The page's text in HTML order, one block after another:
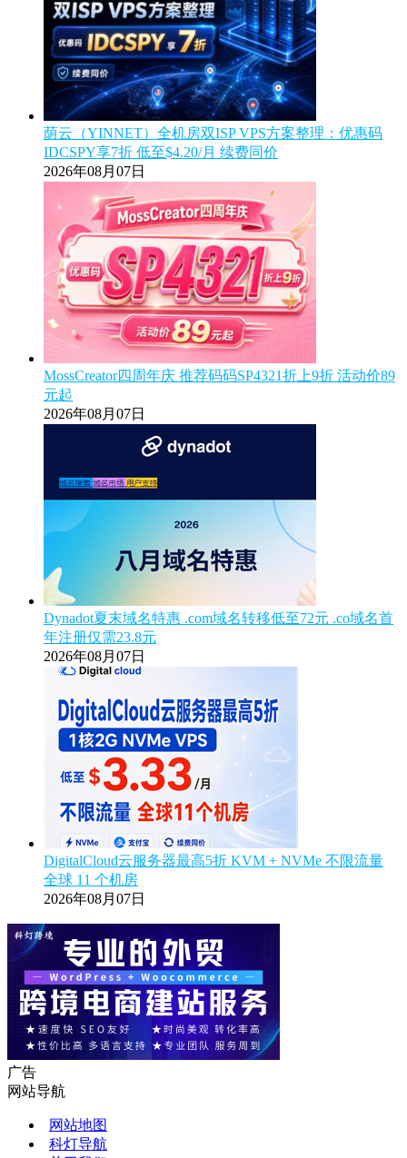
荫云（YINNET）全机房双ISP VPS方案整理：优惠码
IDCSPY享7折 低至$4.20/月 续费同价
2026年08月07日
MossCreator四周年庆 推荐码码SP4321折上9折 活动价89
元起
2026年08月07日
Dynadot夏末域名特惠 .com域名转移低至72元 .co域名首
年注册仅需23.8元
2026年08月07日
DigitalCloud云服务器最高5折 KVM + NVMe 不限流量
全球 11 个机房
2026年08月07日
广告
网站导航
网站地图
科灯导航